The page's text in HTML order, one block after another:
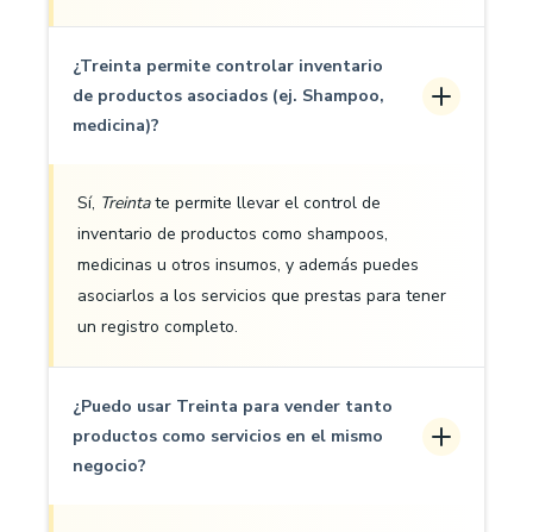
¿Treinta permite controlar inventario
de productos asociados (ej. Shampoo,
medicina)?
Sí, Treintate permite llevar el control de
inventario de productos como shampoos,
medicinas u otros insumos, y además puedes
asociarlos a los servicios que prestas para tener
un registro completo.
¿Puedo usar Treinta para vender tanto
productos como servicios en el mismo
negocio?